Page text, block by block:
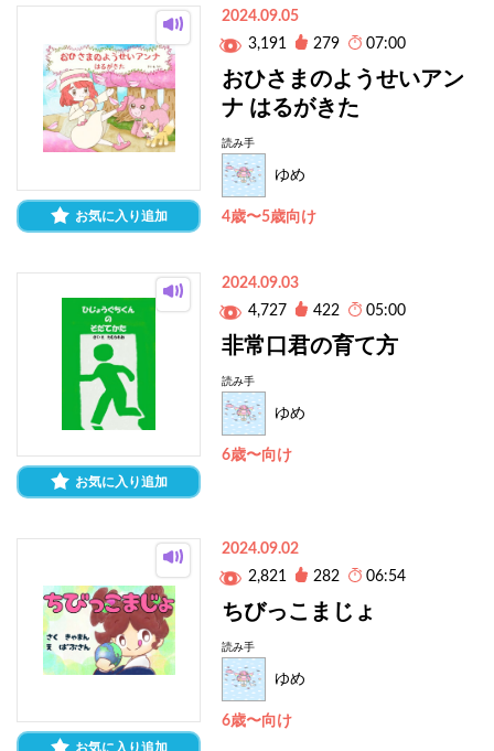
お気に入り追加
2024.09.05
3,191
279 07:00
おひさまのようせいアン
ナ はるがきた
読み手
ゆめ
4歳〜5歳向け
お気に入り追加
2024.09.03
4,727
422 05:00
非常口君の育て方
読み手
ゆめ
6歳〜向け
お気に入り追加
2024.09.02
2,821
282 06:54
ちびっこまじょ
読み手
ゆめ
6歳〜向け